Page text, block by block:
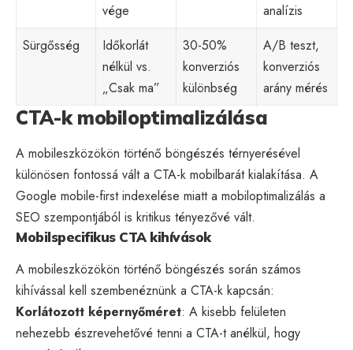
vége
analízis
Sürgősség
Időkorlát
nélkül vs.
„Csak ma”
30-50%
konverziós
különbség
A/B teszt,
konverziós
arány mérés
CTA-k mobiloptimalizálása
A mobileszközökön történő böngészés térnyerésével
különösen fontossá vált a CTA-k mobilbarát kialakítása. A
Google mobile-first indexelése miatt a mobiloptimalizálás a
SEO szempontjából is kritikus tényezővé vált.
Mobilspecifikus CTA kihívások
A mobileszközökön történő böngészés során számos
kihívással kell szembenéznünk a CTA-k kapcsán:
Korlátozott képernyőméret: A kisebb felületen
nehezebb észrevehetővé tenni a CTA-t anélkül, hogy